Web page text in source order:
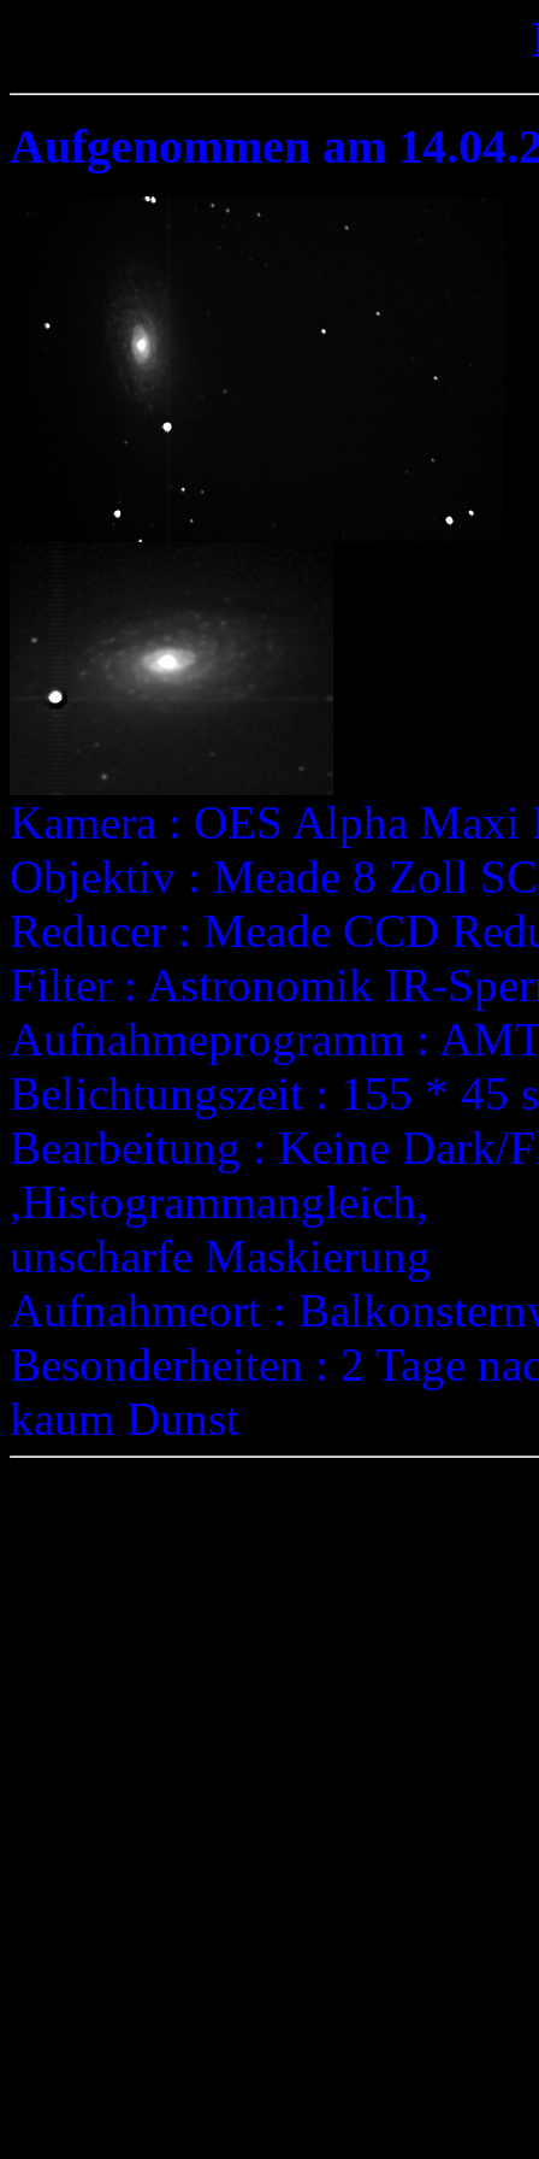
Aufgenommen am
Kamera : OES Alpha Maxi
Objektiv : Meade 8 Zoll
Reducer : Meade CCD
Filter : Astronomik IR-
Aufnahmeprogramm :
Belichtungszeit : 155 * 45
Bearbeitung : Keine Dark/
,Histogrammangleich,
unscharfe Maskierung
Aufnahmeort :
Besonderheiten : 2 Tage
kaum Dunst